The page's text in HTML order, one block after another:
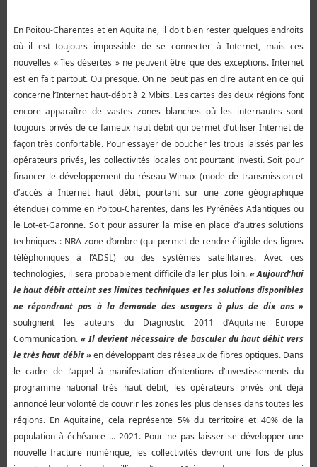
En Poitou-Charentes et en Aquitaine, il doit bien rester quelques endroits
où il est toujours impossible de se connecter à Internet, mais ces
nouvelles « îles désertes » ne peuvent être que des exceptions. Internet
est en fait partout. Ou presque. On ne peut pas en dire autant en ce qui
concerne l’Internet haut-débit à 2 Mbits. Les cartes des deux régions font
encore apparaître de vastes zones blanches où les internautes sont
toujours privés de ce fameux haut débit qui permet d’utiliser Internet de
façon très confortable. Pour essayer de boucher les trous laissés par les
opérateurs privés, les collectivités locales ont pourtant investi. Soit pour
financer le développement du réseau Wimax (mode de transmission et
d’accès à Internet haut débit, pourtant sur une zone géographique
étendue) comme en Poitou-Charentes, dans les Pyrénées Atlantiques ou
le Lot-et-Garonne. Soit pour assurer la mise en place d’autres solutions
techniques : NRA zone d’ombre (qui permet de rendre éligible des lignes
téléphoniques à l’ADSL) ou des systèmes satellitaires. Avec ces
technologies, il sera probablement difficile d’aller plus loin. « Aujourd’hui
le haut débit atteint ses limites techniques et les solutions disponibles
ne répondront pas à la demande des usagers à plus de dix ans »
soulignent les auteurs du Diagnostic 2011 d’Aquitaine Europe
Communication. « Il devient nécessaire de basculer du haut débit vers
le très haut débit »en développant des réseaux de fibres optiques. Dans
le cadre de l’appel à manifestation d’intentions d’investissements du
programme national très haut débit, les opérateurs privés ont déjà
annoncé leur volonté de couvrir les zones les plus denses dans toutes les
régions. En Aquitaine, cela représente 5% du territoire et 40% de la
population à échéance … 2021. Pour ne pas laisser se développer une
nouvelle fracture numérique, les collectivités devront une fois de plus